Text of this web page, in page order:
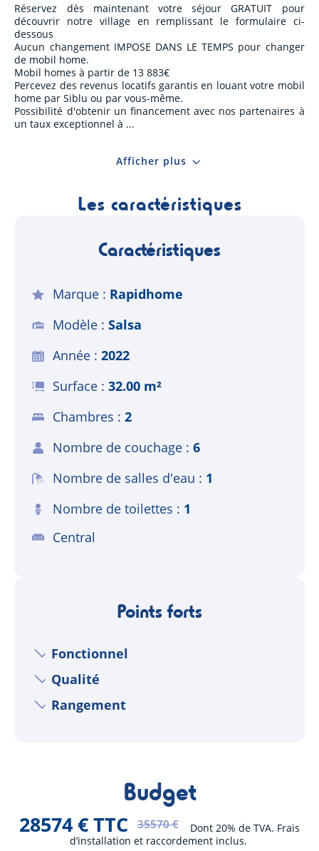
Réservez dès maintenant votre séjour GRATUIT pour
découvrir notre village en remplissant le formulaire ci-
dessous
Aucun changement IMPOSE DANS LE TEMPS pour changer
de mobil home.
Mobil homes à partir de 13 883€
Percevez des revenus locatifs garantis en louant votre mobil
home par Siblu ou par vous-même.
Possibilité d'obtenir un financement avec nos partenaires à
un taux exceptionnel à
Afficher plus
Les caractéristiques
Caractéristiques
Marque
Rapidhome
Modèle
Salsa
Année
2022
Surface
32.00 m²
Chambres
2
Nombre de couchage
6
Nombre de salles d'eau
1
Nombre de toilettes
1
Central
Points forts
Fonctionnel
Qualité
Rangement
Budget
28574 € TTC 35570 €
Dont 20% de TVA. Frais
d’installation et raccordement inclus.